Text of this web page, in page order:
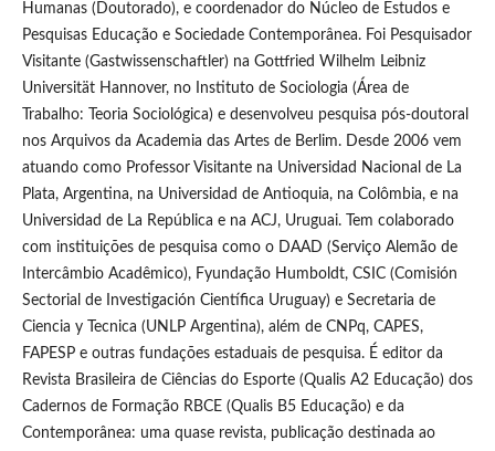
Humanas (Doutorado), e coordenador do Núcleo de Estudos e
Pesquisas Educação e Sociedade Contemporânea. Foi Pesquisador
Visitante (Gastwissenschaftler) na Gottfried Wilhelm Leibniz
Universität Hannover, no Instituto de Sociologia (Área de
Trabalho: Teoria Sociológica) e desenvolveu pesquisa pós-doutoral
nos Arquivos da Academia das Artes de Berlim. Desde 2006 vem
atuando como Professor Visitante na Universidad Nacional de La
Plata, Argentina, na Universidad de Antioquia, na Colômbia, e na
Universidad de La República e na ACJ, Uruguai. Tem colaborado
com instituições de pesquisa como o DAAD (Serviço Alemão de
Intercâmbio Acadêmico), Fyundação Humboldt, CSIC (Comisión
Sectorial de Investigación Científica Uruguay) e Secretaria de
Ciencia y Tecnica (UNLP Argentina), além de CNPq, CAPES,
FAPESP e outras fundações estaduais de pesquisa. É editor da
Revista Brasileira de Ciências do Esporte (Qualis A2 Educação) dos
Cadernos de Formação RBCE (Qualis B5 Educação) e da
Contemporânea: uma quase revista, publicação destinada ao